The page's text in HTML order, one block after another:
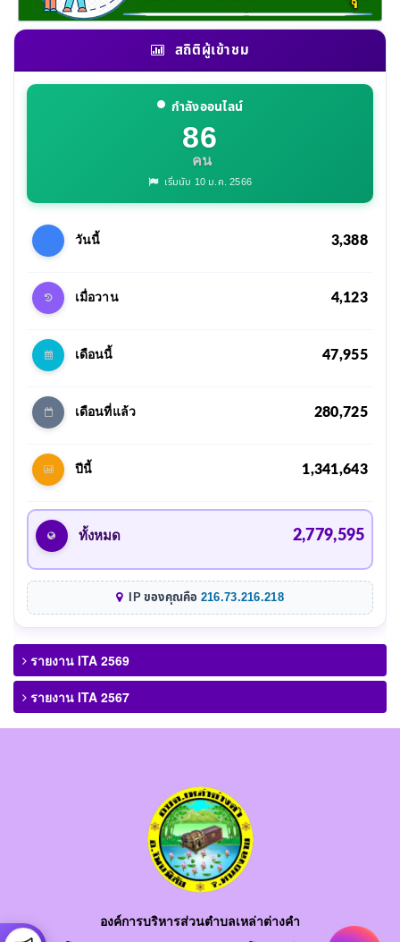
สถิติผู้เข้าชม
กำลังออนไลน์
86
คน
เริ่มนับ 10 ม.ค. 2566
วันนี้ 3,388
เมื่อวาน 4,123
เดือนนี้ 47,955
เดือนที่แล้ว 280,725
ปีนี้ 1,341,643
ทั้งหมด 2,779,595
IP ของคุณคือ 216.73.216.218
รายงาน ITA 2569
รายงาน ITA 2567
องค์การบริหารส่วนตำบลเหล่าต่างคำ